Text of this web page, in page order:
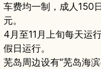
车费均一制，成人150
元。
4月至11月上旬每天运
假日运行。
芜岛周边设有"芜岛海